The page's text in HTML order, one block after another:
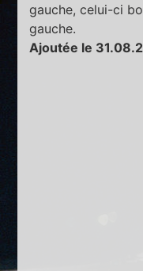
gauche, celui-ci
gauche.
Ajoutée le